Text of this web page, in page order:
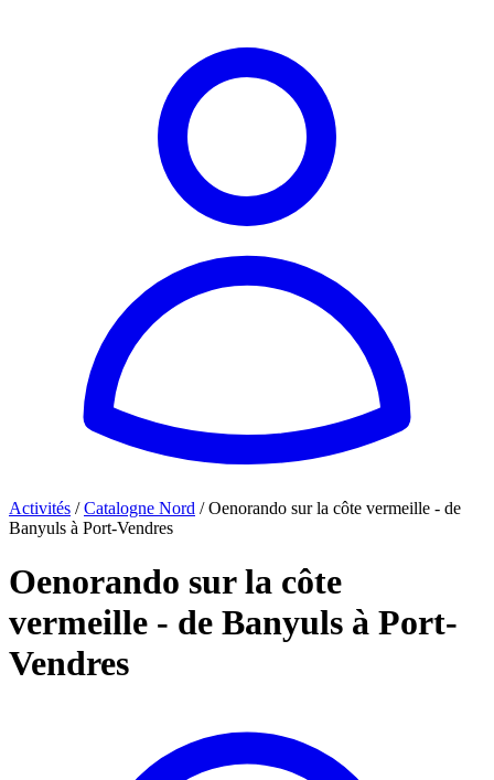
Activités / Catalogne Nord / Oenorando sur la côte vermeille - de
Banyuls à Port-Vendres
Oenorando sur la côte
vermeille - de Banyuls à Port-
Vendres